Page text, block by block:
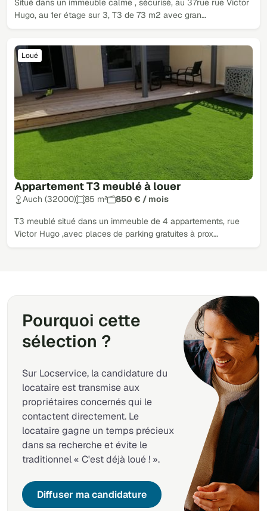
Situé dans un immeuble calme , sécurisé, au 37rue rue Victor
Hugo, au 1er étage sur 3, T3 de 73 m2 avec gran…
Appartement T3 meublé à louer
Loué
Auch (32000) 85 m² 850 € / mois
T3 meublé situé dans un immeuble de 4 appartements, rue
Victor Hugo ,avec places de parking gratuites à prox…
Pourquoi cette
sélection ?
Sur Locservice, la candidature du
locataire est transmise aux
propriétaires concernés qui le
contactent directement. Le
locataire gagne un temps précieux
dans sa recherche et évite le
traditionnel « C'est déjà loué ! ».
Diffuser ma candidature